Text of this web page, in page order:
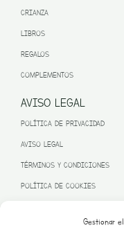
Gestionar
CRIANZA
LIBROS
REGALOS
COMPLEMENTOS
AVISO LEGAL
POLÍTICA DE PRIVACIDAD
AVISO LEGAL
TÉRMINOS Y CONDICIONES
POLÍTICA DE COOKIES